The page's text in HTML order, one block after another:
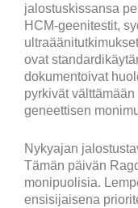
jalostuskissansa
HCM-geenitestit,
ovat
dokumentoivat
pyrkivät
geneettisen
Nykyajan
Tämän päivän
monipuolisia.
ensisijaisena